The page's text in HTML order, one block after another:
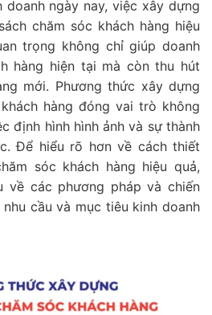
ngày nay, việc xây dựng
chăm sóc khách hàng hiệu
trọng không chỉ giúp doanh
hàng hiện tại mà còn thu hút
mới. Phương thức xây dựng
hàng đóng vai trò không
định hình hình ảnh và sự thành
Để hiểu rõ hơn về cách thiết
sóc khách hàng hiệu quả,
về các phương pháp và chiến
cầu và mục tiêu kinh doanh